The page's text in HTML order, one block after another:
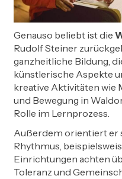
Genauso beliebt ist die
Rudolf Steiner
ganzheitliche Bildung,
künstlerische Aspekte
kreative Aktivitäten wie
und Bewegung in
Rolle im Lernprozess.
Außerdem orientiert er
Rhythmus,
Einrichtungen achten
Toleranz und